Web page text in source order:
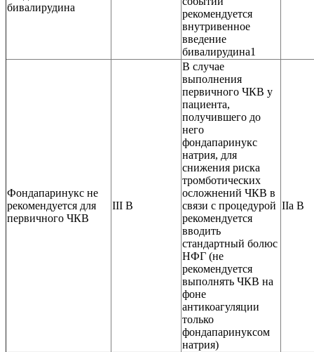
бивалирудина
рекомендуется
внутривенное
введение
бивалирудина1
Фондапаринукс не
рекомендуется для
первичного ЧКВ
III B
В случае
выполнения
первичного ЧКВ у
пациента,
получившего до
него
фондапаринукс
натрия, для
снижения риска
тромботических
осложнений ЧКВ в
связи c процедурой
рекомендуется
вводить
стандартный болюс
НФГ (не
рекомендуется
выполнять ЧКВ на
фоне
антикоагуляции
только
фондапаринуксом
натрия)
IIa B